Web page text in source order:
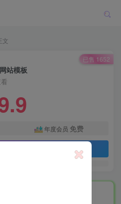
文
站模板
年度会员 免费
已售 1652
影视网站模板